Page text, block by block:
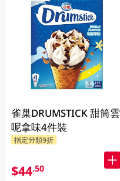
雀巢DRUMSTICK 甜筒雲
呢拿味4件裝
指定分類9折
$44.50